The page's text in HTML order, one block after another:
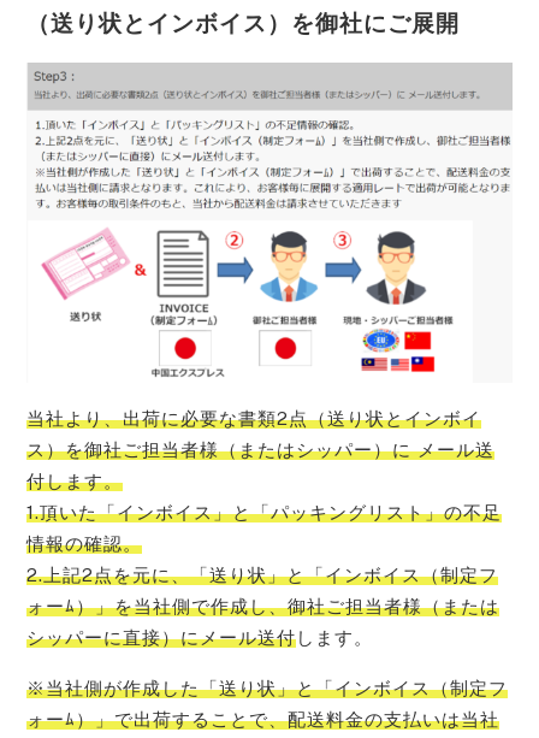
（送り状とインボイス）を御社にご展開
当社より、出荷に必要な書類2点（送り状とインボイ
ス）を御社ご担当者様（またはシッパー）に メール送
付します。
1.頂いた「インボイス」と「パッキングリスト」の不足
情報の確認。
2.上記2点を元に、「送り状」と「インボイス（制定フ
ォーﾑ）」を当社側で作成し、御社ご担当者様（または
シッパーに直接）にメール送付します。
※当社側が作成した「送り状」と「インボイス（制定フ
ォーﾑ）」で出荷することで、配送料金の支払いは当社